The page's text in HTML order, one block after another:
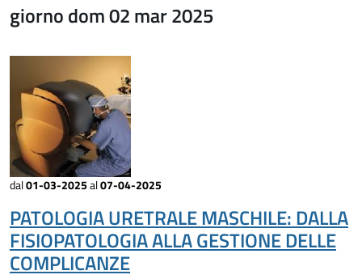
giorno dom 02 mar 2025
dal01-03-2025 al07-04-2025
PATOLOGIA URETRALE MASCHILE: DALLA
FISIOPATOLOGIA ALLA GESTIONE DELLE
COMPLICANZE